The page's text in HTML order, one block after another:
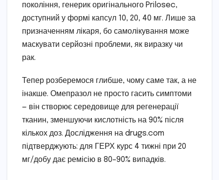
покоління, генерик оригінального Prilosec,
доступний у формі капсул 10, 20, 40 мг. Лише за
призначенням лікаря, бо самолікування може
маскувати серйозні проблеми, як виразку чи
рак.
Тепер розберемося глибше, чому саме так, а не
інакше. Омепразол не просто гасить симптоми
— він створює середовище для регенерації
тканин, зменшуючи кислотність на 90% після
кількох доз. Дослідження на drugs.com
підтверджують: для ГЕРХ курс 4 тижні при 20
мг/добу дає ремісію в 80–90% випадків.